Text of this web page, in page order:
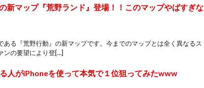
新マップ『荒野ランド』登場！！このマップやばすぎな
ある『荒野行動』の新マップです。今までのマップとは全く異なるス
ンの要望により登[…]
人がiPhoneを使って本気で１位狙ってみたwww